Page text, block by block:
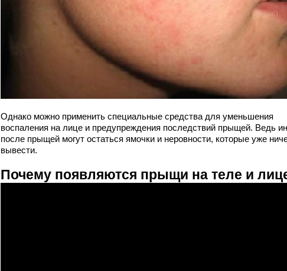
Однако можно применить специальные средства для уменьшения
воспаления на лице и предупреждения последствий прыщей. Ведь
после прыщей могут остаться ямочки и неровности, которые уже
вывести.
Почему появляются прыщи на теле и